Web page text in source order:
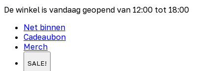
De winkel is vandaag geopend van 12:00 tot 18:00
Net binnen
Cadeaubon
Merch
SALE!